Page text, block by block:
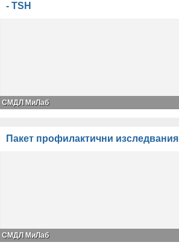
- TSH
СМДЛ МиЛаб
Пакет профилактични изследвания
СМДЛ МиЛаб